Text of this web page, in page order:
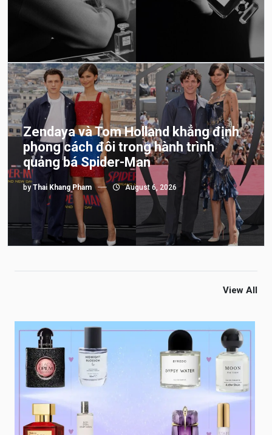
Zendaya và Tom Holland khẳng định
phong cách đôi trong hành trình
quảng bá Spider-Man
by Thai Khang Pham August 6, 2026
View All